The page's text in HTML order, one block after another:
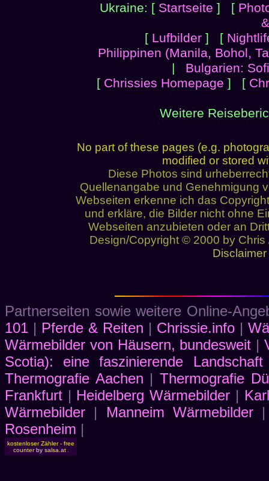
Ukraine: [ Startseite ] [
[ Lufbilder] [
Philippinen (Manila, Bohol,
| Bulgarien:
[ Chrissies Homepage ] [
Weitere
No part of these pages (e.g.
modified or stored
Diese Photos sind
Quellenangabe und Genehmigung
Webseiten erkenne ich das
und erkläre, die Bilder nicht ohne
Webseiten anzubieten oder an
Design/Copyright © 2000 by
Partnerseiten sowie weitere Online-
101 | Pferde & Reiten | Chrissie.info |
Wärmebilder von Häusern, bundesweit |
Scotia): eine faszinierende Landschaft
Thermografie Aachen |Thermografie
Frankfurt | Heidelberg Wärmebilder |
Wärmebilder | Manneim Wärmebilder
Rosenheim |
kostenloser Zähler - free
counterby salsa.at